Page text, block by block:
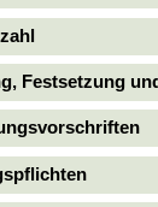
Festsetzung